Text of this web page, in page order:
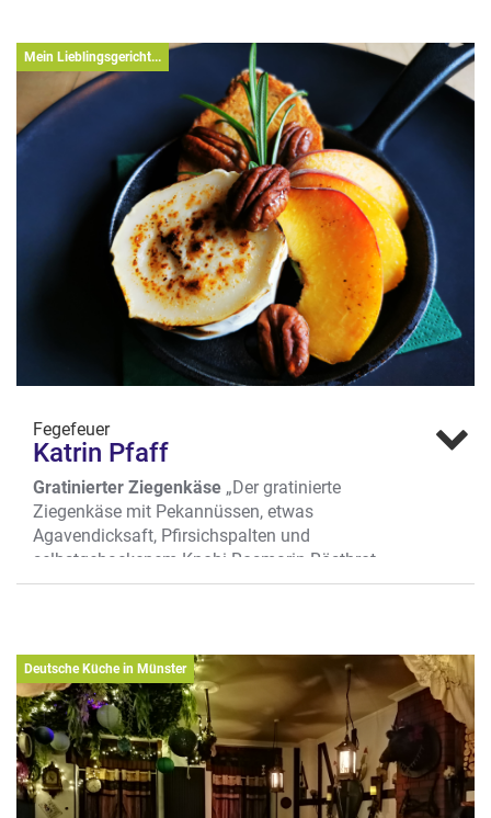
portugiesischen „Vinoh Verde“ hervorragend in
Szene gesetzt werden. Begleitet von
hausgebackenem Dinkel-Ciabatta, das die
Sauce perfekt aufnimmt wird das Ganze zu
einem sommerlich leichten Hochgenuss.
Engelstr. 60, City Ost
Mein Lieblingsgericht...
Fegefeuer
Katrin Pfaff
Gratinierter Ziegenkäse „Der gratinierte
Ziegenkäse mit Pekannüssen, etwas
Agavendicksaft, Pfirsichspalten und
selbstgebackenem Knobi-Rosmarin-Röstbrot
ist mein persönliches Lieblingsgericht von
muss. Ein kleiner Leckerbissen, bei dem die
feine Säure der Frucht einen schönen Kontrast
zum geschmolzenen Käse liefert. Und einer,
den ich auch zwischen Tür und Angel essen
kann.“
Wo? Engelstr. 60, Bahnhofsviertel
Deutsche Küche in Münster